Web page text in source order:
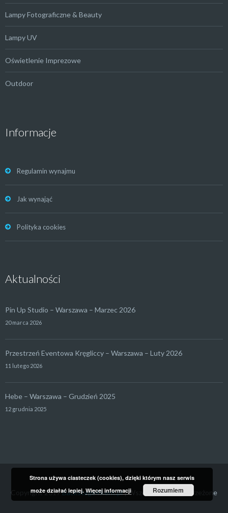
Lampy Fotograficzne & Beauty
Lampy UV
Oświetlenie Imprezowe
Outdoor
Informacje
Regulamin wynajmu
Jak wynająć
Polityka cookies
Aktualności
Pin Up Studio – Warszawa – Marzec 2026
20 marca 2026
Przestrzeń Eventowa Kręgliccy – Warszawa – Luty 2026
11 lutego 2026
Hebe – Warszawa – Grudzień 2025
12 grudnia 2025
Copyright 2017Backstage4Rent.pl| Wszelkie prawa zastrzeżone
Strona używa ciasteczek (cookies), dzięki którym nasz serwis
może działać lepiej.Więcej informacji Rozumiem